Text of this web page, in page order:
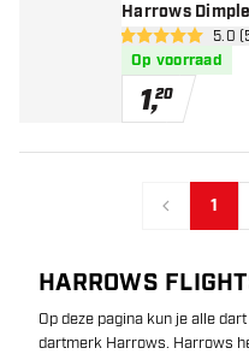
Harrows
open
5 score sterren5.0
Op voorraad
1,20
Vorige
1
HARROWS
Op deze pagina kun je alle
dartmerk Harrows. Harrows